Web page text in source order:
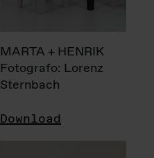
MARTA + HENRIK
Fotografo: Lorenz
Sternbach
Download